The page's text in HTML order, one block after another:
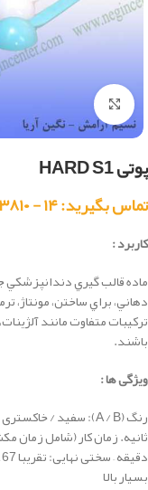
بزرگنمایی تصویر
پوتی HARD S1
تماس بگیرید: ۱۴ - ۰۲۱۶۶۵۸۳۸۱۰
کاربرد :
ماده قالب گيري
دهاني، براي ساختن، مونتاژ،
تركيبات متفاوت مانند
باشند.
ویژگی ها :
ثانیه.زمان کار (شامل زمان
دقیقه –سختی نهایی: تقریبا
بسیار بالا